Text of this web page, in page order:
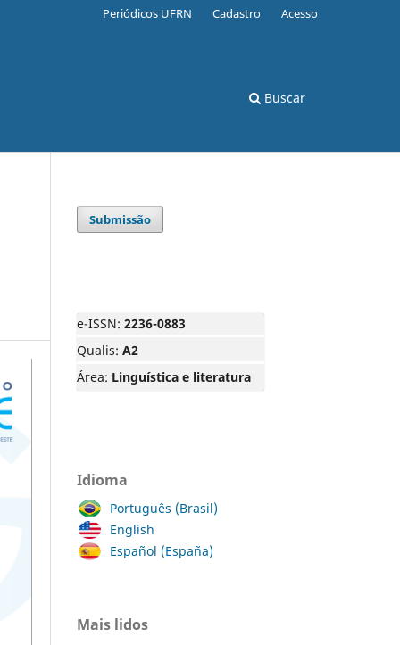
Buscar
Periódicos UFRN Cadastro Acesso
Submissão
e-ISSN: 2236-0883
Qualis: A2
Área: Linguística e literatura
Idioma
Português (Brasil)
English
Español (España)
Mais lidos